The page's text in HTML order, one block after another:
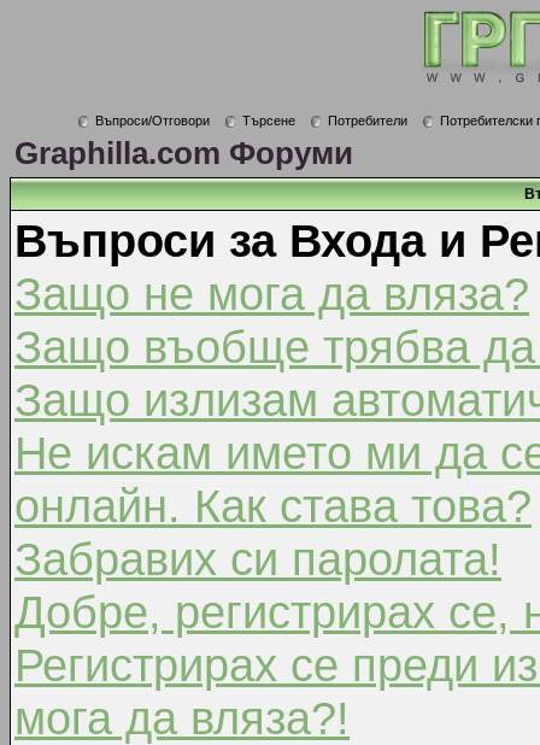
Въпроси/Отговори Търсене Потребители Потребителски
Graphilla.com Форуми
Въпроси за Входа и
Защо не мога да вляза?
Защо въобще трябва да
Защо излизам
Не искам името ми да
онлайн. Как става това?
Забравих си паролата!
Добре, регистрирах се,
Регистрирах се преди
мога да вляза?!